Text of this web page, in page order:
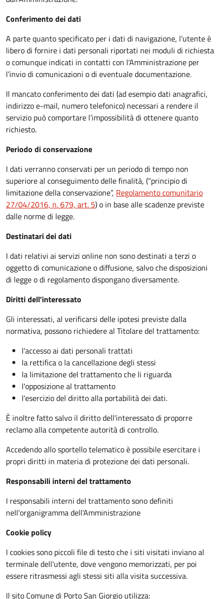
Conferimento dei dati
A parte quanto specificato per i dati di navigazione, l’utente è
libero di fornire i dati personali riportati nei moduli di richiesta
o comunque indicati in contatti con l'Amministrazione per
l’invio di comunicazioni o di eventuale documentazione.
Il mancato conferimento dei dati (ad esempio dati anagrafici,
indirizzo e-mail, numero telefonico) necessari a rendere il
servizio può comportare l’impossibilità di ottenere quanto
richiesto.
Periodo di conservazione
I dati verranno conservati per un periodo di tempo non
superiore al conseguimento delle finalità, (“principio di
limitazione della conservazione”, Regolamento comunitario
27/04/2016, n. 679, art. 5) o in base alle scadenze previste
dalle norme di legge.
Destinatari dei dati
I dati relativi ai servizi online non sono destinati a terzi o
oggetto di comunicazione o diffusione, salvo che disposizioni
di legge o di regolamento dispongano diversamente.
Diritti dell'interessato
Gli interessati, al verificarsi delle ipotesi previste dalla
normativa, possono richiedere al Titolare del trattamento:
l'accesso ai dati personali trattati
la rettifica o la cancellazione degli stessi
la limitazione del trattamento che li riguarda
l'opposizione al trattamento
l'esercizio del diritto alla portabilità dei dati.
È inoltre fatto salvo il diritto dell'interessato di proporre
reclamo alla competente autorità di controllo.
Accedendo allo sportello telematico è possibile esercitare i
propri diritti in materia di protezione dei dati personali.
Responsabili interni del trattamento
I responsabili interni del trattamento sono definiti
nell'organigramma dell'Amministrazione
Cookie policy
I cookies sono piccoli file di testo che i siti visitati inviano al
terminale dell'utente, dove vengono memorizzati, per poi
essere ritrasmessi agli stessi siti alla visita successiva.
Il sito Comune di Porto San Giorgio utilizza: